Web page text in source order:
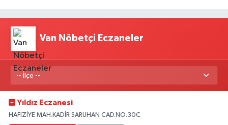
Van Nöbetçi Eczaneler
Yıldız Eczanesi
HAFIZİYE MAH.KADİR SARUHAN CAD.NO:30C